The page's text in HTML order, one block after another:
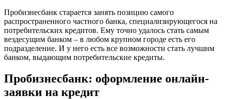
Пробизнесбанк старается занять позицию самого
распространенного частного банка, специализирующегося на
потребительских кредитов. Ему точно удалось стать самым
вездесущим банком – в любом крупном городе есть его
подразделение. И у него есть все возможности стать лучшим
банком, выдающим потребительские кредиты.
Пробизнесбанк: оформление онлайн-
заявки на кредит